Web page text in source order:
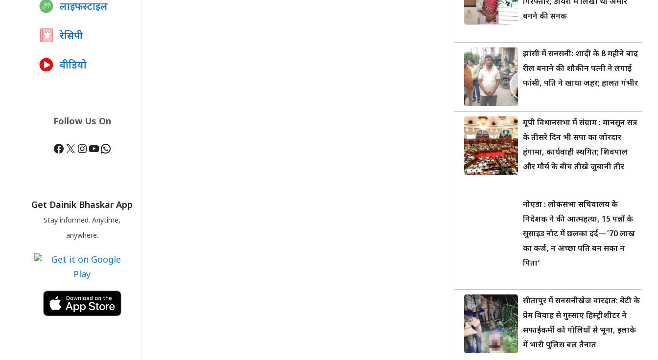
लाइफस्टाइल
रेसिपी
वीडियो
Follow Us On
Facebook
X Instagram
YouTube
WhatsApp
Get Dainik Bhaskar App
Stay informed. Anytime,
anywhere.
गिरफ्तार, डायरी में लिखी थी अमीर
बनने की सनक
झांसी में सनसनी: शादी के 8 महीने बाद
रील बनाने की शौकीन पत्नी ने लगाई
फांसी, पति ने खाया जहर; हालत गंभीर
यूपी विधानसभा में संग्राम : मानसून सत्र
के तीसरे दिन भी सपा का जोरदार
हंगामा, कार्यवाही स्थगित; शिवपाल
और मौर्य के बीच तीखे जुबानी तीर
नोएडा : लोकसभा सचिवालय के
निदेशक ने की आत्महत्या, 15 पन्नों के
सुसाइड नोट में छलका दर्द—’70 लाख
का कर्ज, न अच्छा पति बन सका न
पिता’
सीतापुर में सनसनीखेज वारदात: बेटी के
प्रेम विवाह से गुस्साए हिस्ट्रीशीटर ने
सफाईकर्मी को गोलियों से भूना, इलाके
में भारी पुलिस बल तैनात